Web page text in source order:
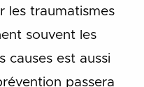
les traumatismes
souvent les
causes est aussi
passera